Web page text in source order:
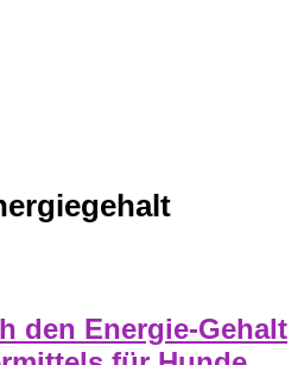
den Energie-Gehalt